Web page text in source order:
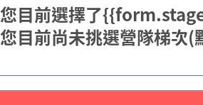
您目前選擇了
您目前尚未挑選營隊梯次(